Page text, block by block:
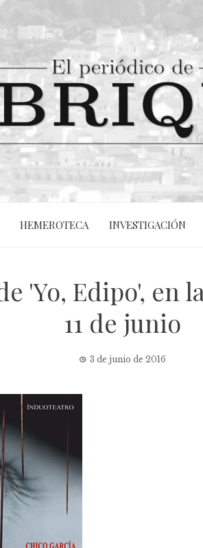
HEMEROTECA INVESTIGACIÓN
'Yo, Edipo', en
11 de junio
3 de junio de 2016